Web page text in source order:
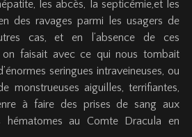
les abcès, la septicémie,et les
des ravages parmi les usagers de
cas, et en l’absence de ces
on faisait avec ce qui nous tombait
seringues intraveineuses, ou
monstrueuses aiguilles, terrifiantes,
à faire des prises de sang aux
au Comte Dracula en